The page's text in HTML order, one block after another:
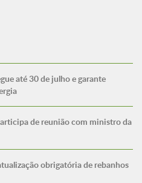
até 30 de julho e garante
de reunião com ministro da
obrigatória de rebanhos